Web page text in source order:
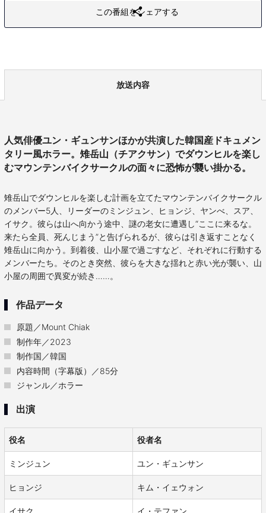
この番組をシェアする
放送内容
人気俳優ユン・ギュンサンほかが共演した韓国産ドキュメン
タリー風ホラー。雉岳山（チアクサン）でダウンヒルを楽し
むマウンテンバイクサークルの面々に恐怖が襲い掛かる。
雉岳山でダウンヒルを楽しむ計画を立てたマウンテンバイクサークル
のメンバー5人、リーダーのミンジュン、ヒョンジ、ヤンべ、スア、
イサク。彼らは山へ向かう途中、謎の老女に遭遇し“ここに来るな。
来たら全員、死んじまう”と告げられるが、彼らは引き返すことなく
雉岳山に向かう。到着後、山小屋で過ごすなど、それぞれに行動する
メンバーたち。そのとき突然、彼らを大きな揺れと赤い光が襲い、山
小屋の周囲で異変が続き……。
作品データ
原題／Mount Chiak
制作年／2023
制作国／韓国
内容時間（字幕版）／85分
ジャンル／ホラー
出演
役名 役者名
ミンジュン ユン・ギュンサン
ヒョンジ キム・イェウォン